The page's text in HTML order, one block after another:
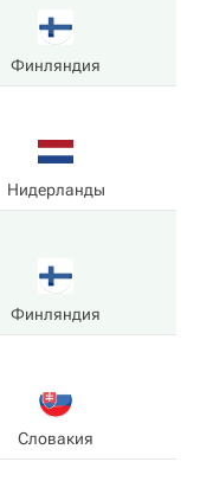
Финляндия
Нидерланды
Финляндия
Словакия